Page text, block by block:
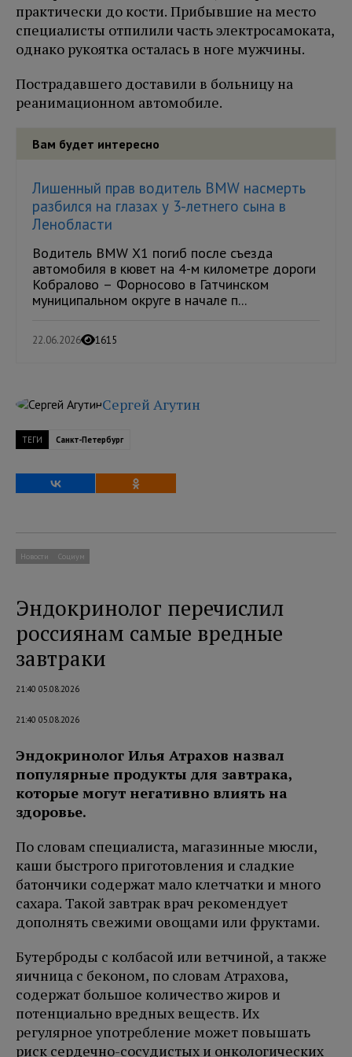
практически до кости. Прибывшие на место
специалисты отпилили часть электросамоката,
однако рукоятка осталась в ноге мужчины.
Пострадавшего доставили в больницу на
реанимационном автомобиле.
Вам будет интересно
Лишенный прав водитель BMW насмерть
разбился на глазах у 3-летнего сына в
Ленобласти
Водитель BMW X1 погиб после съезда
автомобиля в кювет на 4-м километре дороги
Кобралово – Форносово в Гатчинском
муниципальном округе в начале п...
22.06.2026 1615
Сергей Агутин
ТЕГИ Санкт-Петербург
Новости Социум
Эндокринолог перечислил
россиянам самые вредные
завтраки
21:40 05.08.2026
21:40 05.08.2026
Эндокринолог Илья Атрахов назвал
популярные продукты для завтрака,
которые могут негативно влиять на
здоровье.
По словам специалиста, магазинные мюсли,
каши быстрого приготовления и сладкие
батончики содержат мало клетчатки и много
сахара. Такой завтрак врач рекомендует
дополнять свежими овощами или фруктами.
Бутерброды с колбасой или ветчиной, а также
яичница с беконом, по словам Атрахова,
содержат большое количество жиров и
потенциально вредных веществ. Их
регулярное употребление может повышать
риск сердечно-сосудистых и онкологических